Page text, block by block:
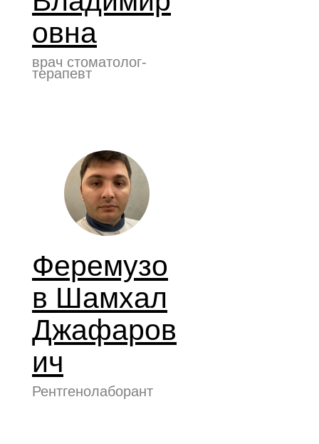
овна
врач стоматолог-
терапевт
Феремузо
в Шамхал
Джафаров
ич
Рентгенолаборант